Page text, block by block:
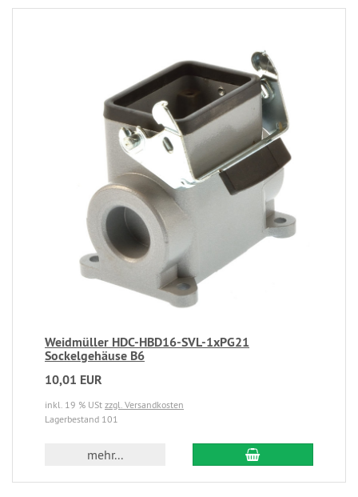
Weidmüller HDC-HBD16-SVL-1xPG21
Sockelgehäuse B6
10,01 EUR
inkl. 19 % USt zzgl. Versandkosten
Lagerbestand 101
mehr...